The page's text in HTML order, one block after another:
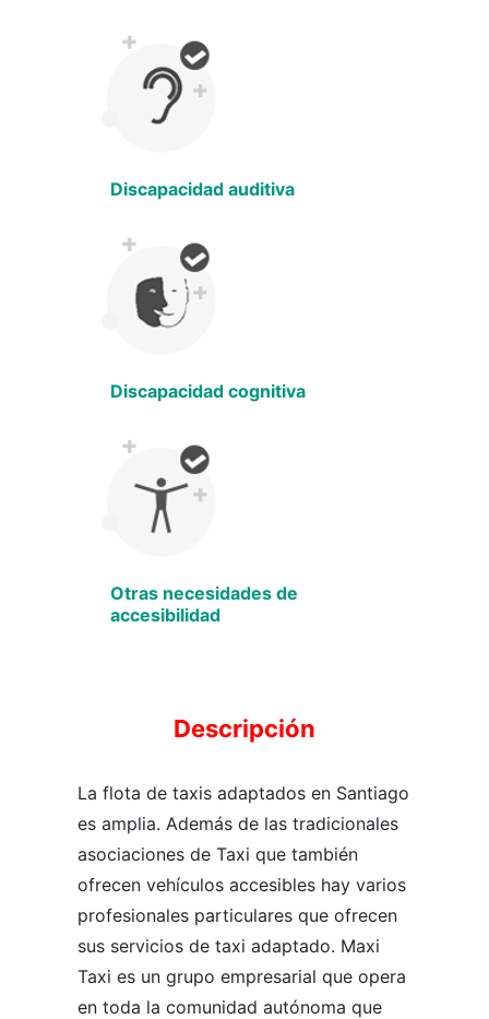
Discapacidad auditiva
Discapacidad cognitiva
Otras necesidades de
accesibilidad
Descripción
La flota de taxis adaptados en Santiago
es amplia. Además de las tradicionales
asociaciones de Taxi que también
ofrecen vehículos accesibles hay varios
profesionales particulares que ofrecen
sus servicios de taxi adaptado. Maxi
Taxi es un grupo empresarial que opera
en toda la comunidad autónoma que